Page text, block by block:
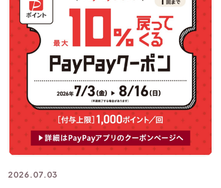
2026.07.03